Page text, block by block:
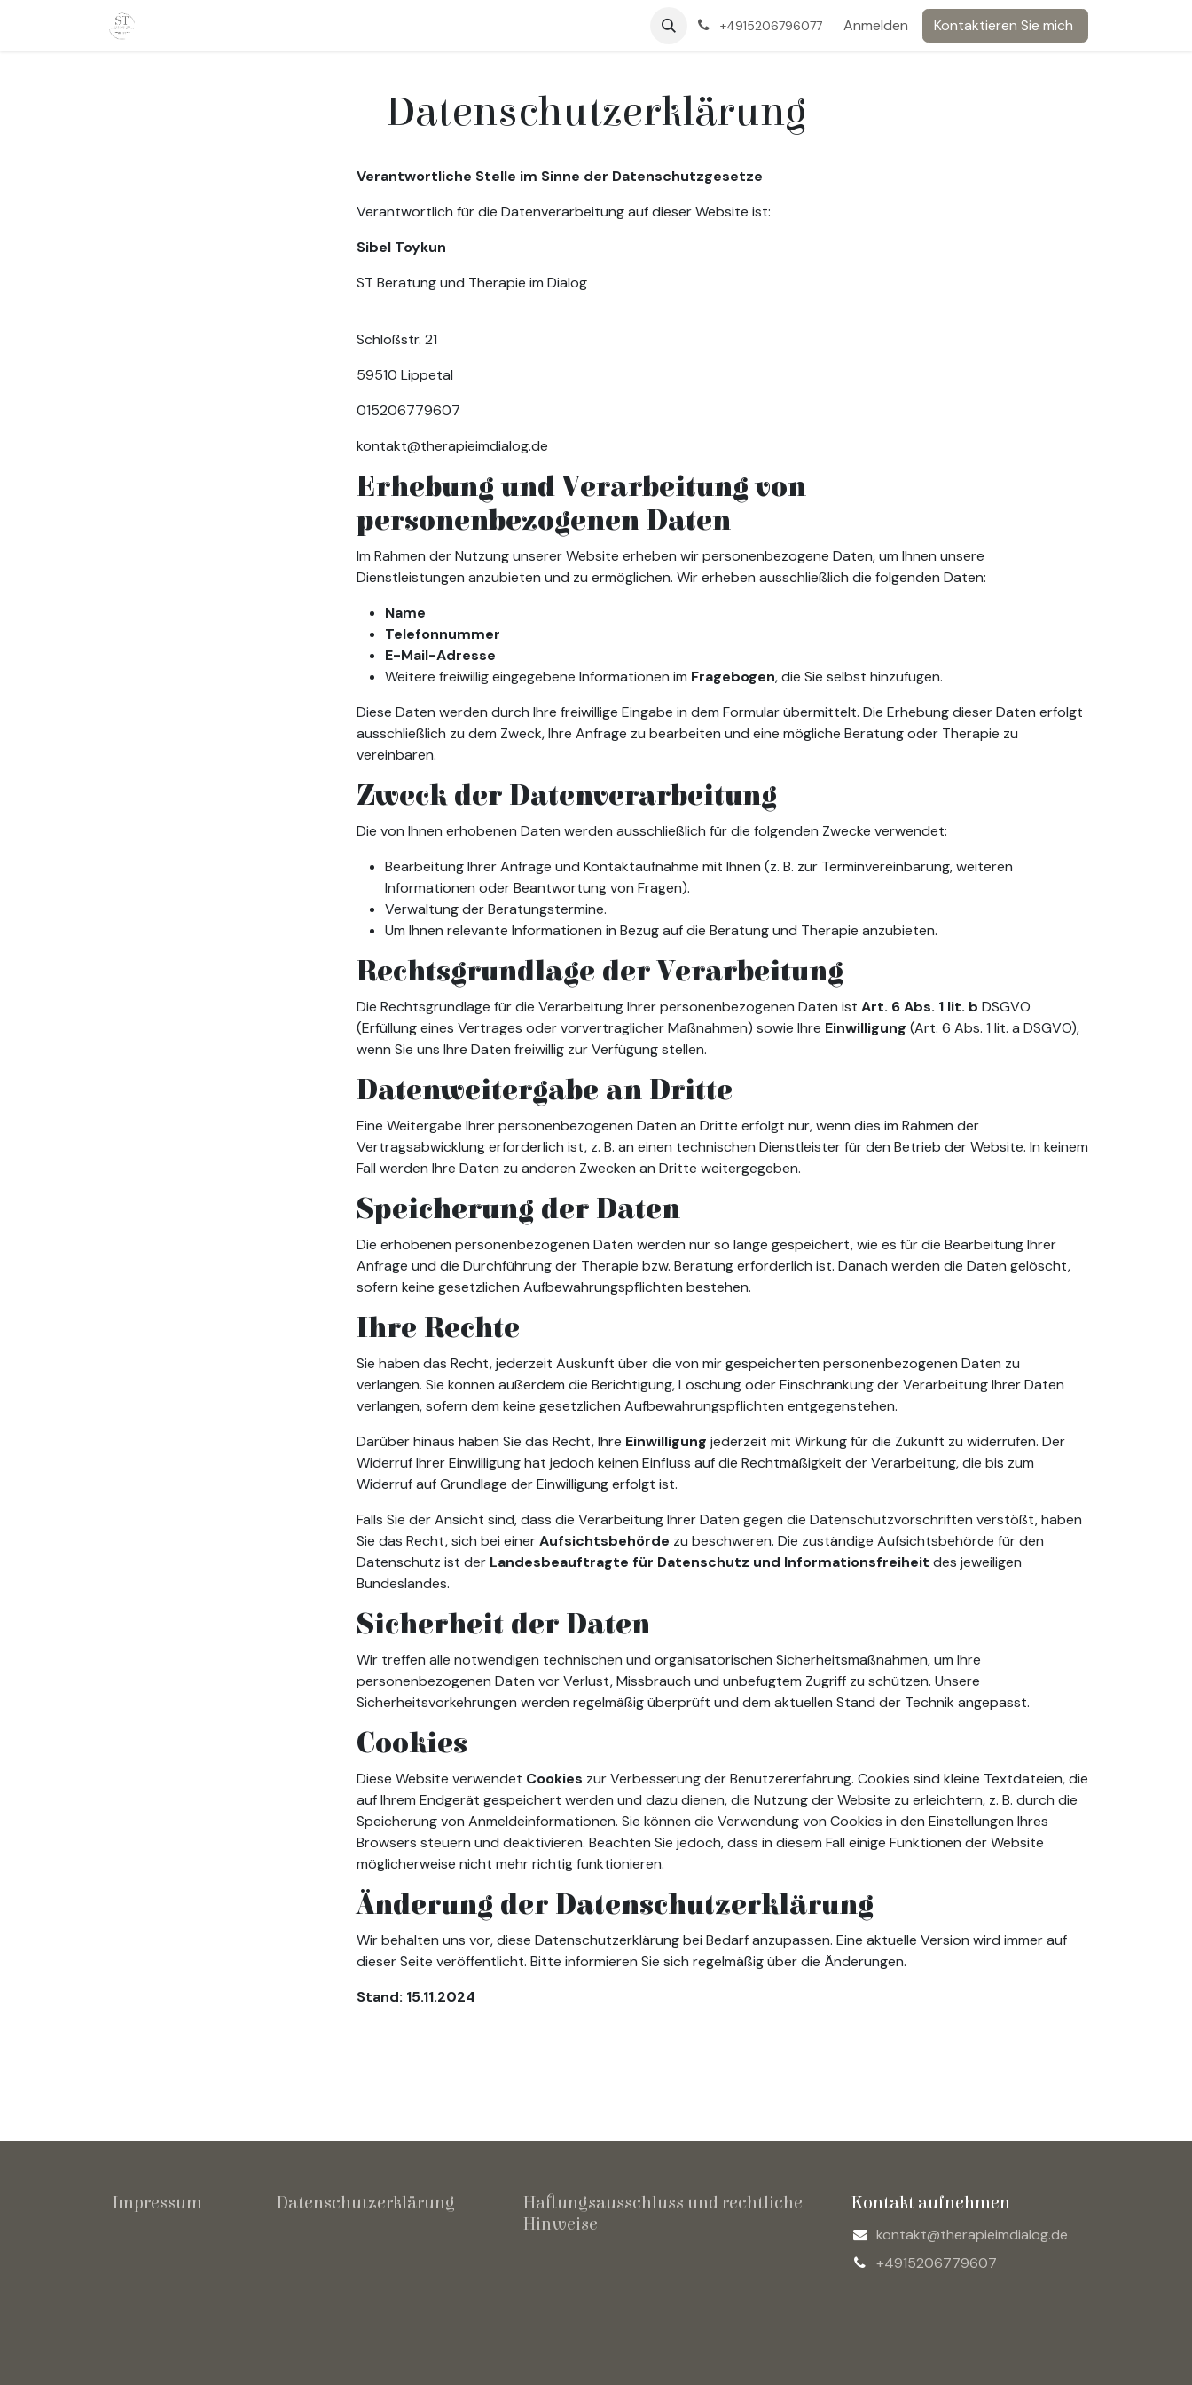
Zum Inhalt springen
+4915206796077 Anmelden Kontaktieren Sie mich
Datenschutzerklärung
Verantwortliche Stelle im Sinne der Datenschutzgesetze
Verantwortlich für die Datenverarbeitung auf dieser Website ist:
Sibel Toykun
ST Beratung und Therapie im Dialog
Schloßstr. 21
59510 Lippetal
015206779607
kontakt@therapieimdialog.de
Erhebung und Verarbeitung von
personenbezogenen Daten
Im Rahmen der Nutzung unserer Website erheben wir personenbezogene Daten, um Ihnen unsere
Dienstleistungen anzubieten und zu ermöglichen. Wir erheben ausschließlich die folgenden Daten:
Name
Telefonnummer
E-Mail-Adresse
Weitere freiwillig eingegebene Informationen im Fragebogen, die Sie selbst hinzufügen.
Diese Daten werden durch Ihre freiwillige Eingabe in dem Formular übermittelt. Die Erhebung dieser Daten erfolgt
ausschließlich zu dem Zweck, Ihre Anfrage zu bearbeiten und eine mögliche Beratung oder Therapie zu
vereinbaren.
Zweck der Datenverarbeitung
Die von Ihnen erhobenen Daten werden ausschließlich für die folgenden Zwecke verwendet:
Bearbeitung Ihrer Anfrage und Kontaktaufnahme mit Ihnen (z. B. zur Terminvereinbarung, weiteren
Informationen oder Beantwortung von Fragen).
Verwaltung der Beratungstermine.
Um Ihnen relevante Informationen in Bezug auf die Beratung und Therapie anzubieten.
Rechtsgrundlage der Verarbeitung
Die Rechtsgrundlage für die Verarbeitung Ihrer personenbezogenen Daten ist Art. 6 Abs. 1 lit. b DSGVO
(Erfüllung eines Vertrages oder vorvertraglicher Maßnahmen) sowie Ihre Einwilligung (Art. 6 Abs. 1 lit. a DSGVO),
wenn Sie uns Ihre Daten freiwillig zur Verfügung stellen.
Datenweitergabe an Dritte
Eine Weitergabe Ihrer personenbezogenen Daten an Dritte erfolgt nur, wenn dies im Rahmen der
Vertragsabwicklung erforderlich ist, z. B. an einen technischen Dienstleister für den Betrieb der Website. In keinem
Fall werden Ihre Daten zu anderen Zwecken an Dritte weitergegeben.
Speicherung der Daten
Die erhobenen personenbezogenen Daten werden nur so lange gespeichert, wie es für die Bearbeitung Ihrer
Anfrage und die Durchführung der Therapie bzw. Beratung erforderlich ist. Danach werden die Daten gelöscht,
sofern keine gesetzlichen Aufbewahrungspflichten bestehen.
Ihre Rechte
Sie haben das Recht, jederzeit Auskunft über die von mir gespeicherten personenbezogenen Daten zu
verlangen. Sie können außerdem die Berichtigung, Löschung oder Einschränkung der Verarbeitung Ihrer Daten
verlangen, sofern dem keine gesetzlichen Aufbewahrungspflichten entgegenstehen.
Darüber hinaus haben Sie das Recht, Ihre Einwilligung jederzeit mit Wirkung für die Zukunft zu widerrufen. Der
Widerruf Ihrer Einwilligung hat jedoch keinen Einfluss auf die Rechtmäßigkeit der Verarbeitung, die bis zum
Widerruf auf Grundlage der Einwilligung erfolgt ist.
Falls Sie der Ansicht sind, dass die Verarbeitung Ihrer Daten gegen die Datenschutzvorschriften verstößt, haben
Sie das Recht, sich bei einerAufsichtsbehörde zu beschweren. Die zuständige Aufsichtsbehörde für den
Datenschutz ist der Landesbeauftragte für Datenschutz und Informationsfreiheit des jeweiligen
Bundeslandes.
Sicherheit der Daten
Wir treffen alle notwendigen technischen und organisatorischen Sicherheitsmaßnahmen, um Ihre
personenbezogenen Daten vor Verlust, Missbrauch und unbefugtem Zugriff zu schützen. Unsere
Sicherheitsvorkehrungen werden regelmäßig überprüft und dem aktuellen Stand der Technik angepasst.
Cookies
Diese Website verwendet Cookies zur Verbesserung der Benutzererfahrung. Cookies sind kleine Textdateien, die
auf Ihrem Endgerät gespeichert werden und dazu dienen, die Nutzung der Website zu erleichtern, z. B. durch die
Speicherung von Anmeldeinformationen. Sie können die Verwendung von Cookies in den Einstellungen Ihres
Browsers steuern und deaktivieren. Beachten Sie jedoch, dass in diesem Fall einige Funktionen der Website
möglicherweise nicht mehr richtig funktionieren.
Änderung der Datenschutzerklärung
Wir behalten uns vor, diese Datenschutzerklärung bei Bedarf anzupassen. Eine aktuelle Version wird immer auf
dieser Seite veröffentlicht. Bitte informieren Sie sich regelmäßig über die Änderungen.
Stand: 15.11.2024
Impressum Datenschutzerklärung Kontakt aufnehmen
kontakt@therapieimdialog.de
+4915206779607
Haftungsausschluss und rechtliche
Hinweise